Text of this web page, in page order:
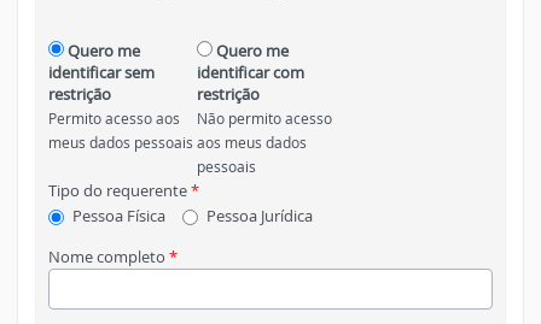
Quero me
identificar sem
restrição
Permito acesso aos
meus dados pessoais
Quero me
identificar com
restrição
Não permito acesso
aos meus dados
pessoais
Tipo do requerente*
Pessoa Física
Pessoa Jurídica
Nome completo *